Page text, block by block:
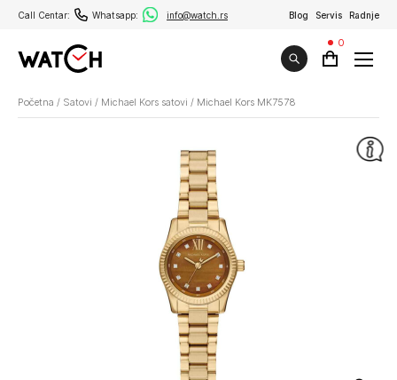
Call Centar: Whatsapp: info@watch.rs Blog Servis Radnje
0
Početna / Satovi / Michael Kors satovi / Michael Kors MK7578